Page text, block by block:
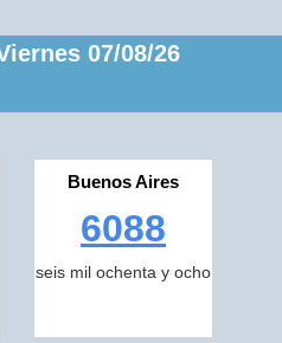
07/08/26
Buenos Aires
6088
seis mil ochenta y ocho